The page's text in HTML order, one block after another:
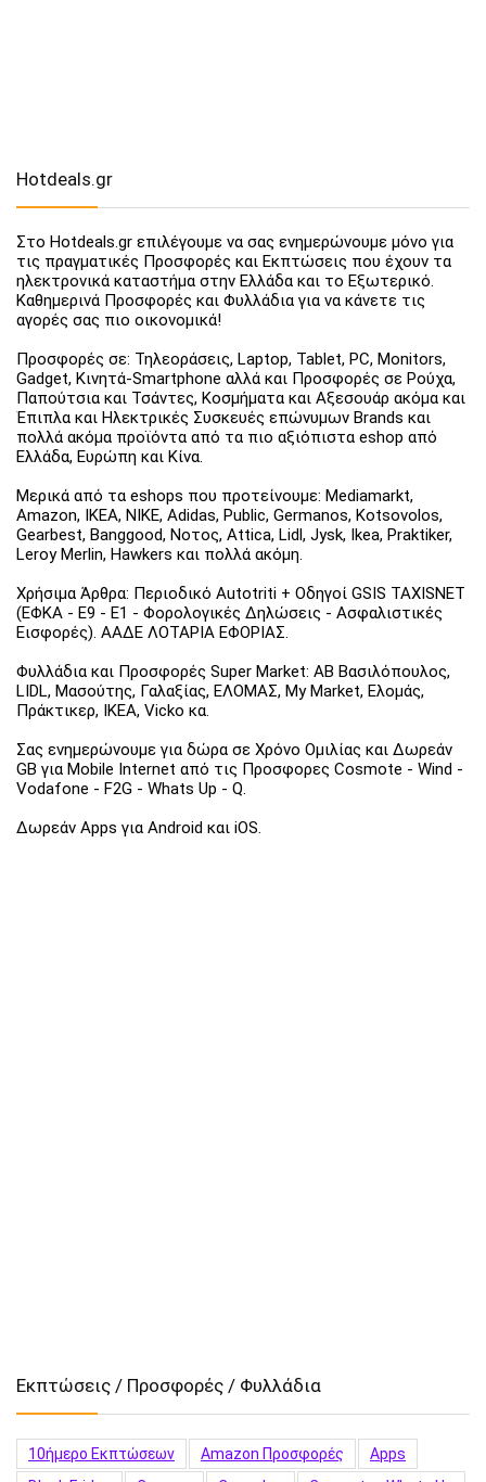
Hotdeals.gr
Στο Hotdeals.gr επιλέγουμε να σας ενημερώνουμε μόνο για
τις πραγματικές Προσφορές και Εκπτώσεις που έχουν τα
ηλεκτρονικά καταστήμα στην Ελλάδα και το Εξωτερικό.
Καθημερινά Προσφορές και Φυλλάδια για να κάνετε τις
αγορές σας πιο οικονομικά!
Προσφορές σε: Τηλεοράσεις, Laptop, Tablet, PC, Monitors,
Gadget, Κινητά-Smartphone αλλά και Προσφορές σε Ρούχα,
Παπούτσια και Τσάντες, Κοσμήματα και Αξεσουάρ ακόμα και
Έπιπλα και Ηλεκτρικές Συσκευές επώνυμων Brands και
πολλά ακόμα προϊόντα από τα πιο αξιόπιστα eshop από
Ελλάδα, Ευρώπη και Κίνα.
Μερικά από τα eshops που προτείνουμε: Mediamarkt,
Amazon, IKEA, NIKE, Adidas, Public, Germanos, Kotsovolos,
Gearbest, Banggood, Νοτος, Attica, Lidl, Jysk, Ikea, Praktiker,
Leroy Merlin, Hawkers και πολλά ακόμη.
Χρήσιμα Άρθρα: Περιοδικό Autotriti + Οδηγοί GSIS TAXISNET
(ΕΦΚΑ - Ε9 - Ε1 - Φορολογικές Δηλώσεις - Ασφαλιστικές
Εισφορές). ΑΑΔΕ ΛΟΤΑΡΙΑ ΕΦΟΡΙΑΣ.
Φυλλάδια και Προσφορές Super Market: ΑΒ Βασιλόπουλος,
LIDL, Μασούτης, Γαλαξίας, ΕΛΟΜΑΣ, My Market, Ελομάς,
Πράκτικερ, ΙΚΕΑ, Vicko κα.
Σας ενημερώνουμε για δώρα σε Χρόνο Ομιλίας και Δωρεάν
GB για Mobile Internet από τις Προσφορες Cosmote - Wind -
Vodafone - F2G - Whats Up - Q.
Δωρεάν Apps για Android και iOS.
Εκπτώσεις / Προσφορές / Φυλλάδια
10ήμερο Εκπτώσεων Amazon Προσφορές
Apps